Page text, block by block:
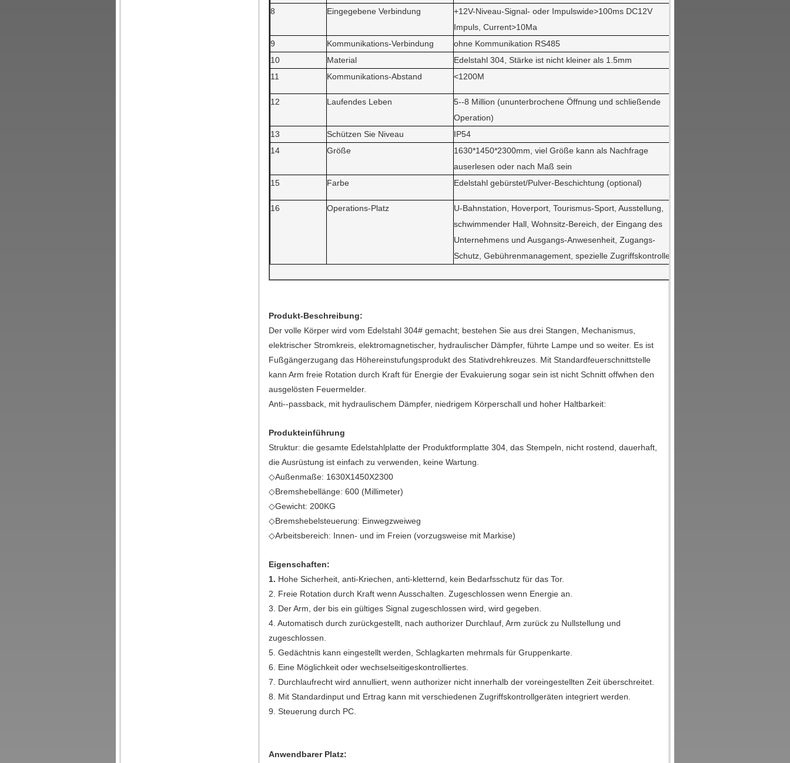
8
Eingegebene Verbindung
+12V-Niveau-Signal- oder Impulswide>100ms DC12V
Impuls, Current>10Ma
9
Kommunikations-Verbindung
ohne Kommunikation RS485
10
Material
Edelstahl 304, Stärke ist nicht kleiner als 1.5mm
11
Kommunikations-Abstand <1200M
12 Laufendes Leben
5--8 Million (ununterbrochene Öffnung und schließende
Operation)
13
Schützen Sie Niveau
IP54
14
Größe
1630*1450*2300mm, viel Größe kann als Nachfrage
auserlesen oder nach Maß sein
15
Farbe Edelstahl gebürstet/Pulver-Beschichtung (optional)
16 Operations-Platz
U-Bahnstation, Hoverport, Tourismus-Sport, Ausstellung,
schwimmender Hall, Wohnsitz-Bereich, der Eingang des
Unternehmens und Ausgangs-Anwesenheit, Zugangs-
Schutz, Gebührenmanagement, spezielle Zugriffskontrolle
Produkt-Beschreibung:
Der volle Körper wird vom Edelstahl 304# gemacht; bestehen Sie aus drei Stangen, Mechanismus,
elektrischer Stromkreis, elektromagnetischer, hydraulischer Dämpfer, führte Lampe und so weiter. Es ist
Fußgängerzugang das Höhereinstufungsprodukt des Stativdrehkreuzes. Mit Standardfeuerschnittstelle
kann Arm freie Rotation durch Kraft für Energie der Evakuierung sogar sein ist nicht Schnitt offwhen den
ausgelösten Feuermelder.
Anti--passback, mit hydraulischem Dämpfer, niedrigem Körperschall und hoher Haltbarkeit:
Produkteinführung
Struktur: die gesamte Edelstahlplatte der Produktformplatte 304, das Stempeln, nicht rostend, dauerhaft,
die Ausrüstung ist einfach zu verwenden, keine Wartung.
◇Außenmaße: 1630X1450X2300
◇Bremshebellänge: 600 (Millimeter)
◇Gewicht: 200KG
◇Bremshebelsteuerung: Einwegzweiweg
◇Arbeitsbereich: Innen- und im Freien (vorzugsweise mit Markise)
Eigenschaften:
1. Hohe Sicherheit, anti-Kriechen, anti-kletternd, kein Bedarfsschutz für das Tor.
2. Freie Rotation durch Kraft wenn Ausschalten. Zugeschlossen wenn Energie an.
3. Der Arm, der bis ein gültiges Signal zugeschlossen wird, wird gegeben.
4. Automatisch durch zurückgestellt, nach authorizer Durchlauf, Arm zurück zu Nullstellung und
zugeschlossen.
5. Gedächtnis kann eingestellt werden, Schlagkarten mehrmals für Gruppenkarte.
6. Eine Möglichkeit oder wechselseitigeskontrolliertes.
7. Durchlaufrecht wird annulliert, wenn authorizer nicht innerhalb der voreingestellten Zeit überschreitet.
8. Mit Standardinput und Ertrag kann mit verschiedenen Zugriffskontrollgeräten integriert werden.
9. Steuerung durch PC.
Anwendbarer Platz: